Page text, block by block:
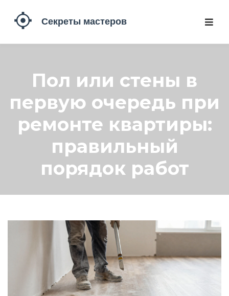
Пол или стены в
первую очередь при
ремонте квартиры:
правильный
порядок работ